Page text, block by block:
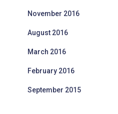
November 2016
August 2016
March 2016
February 2016
September 2015